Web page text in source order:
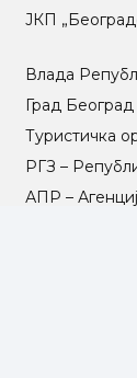
ЈКП
Влада
Град Београд
Туристичка
РГЗ –
АПР –